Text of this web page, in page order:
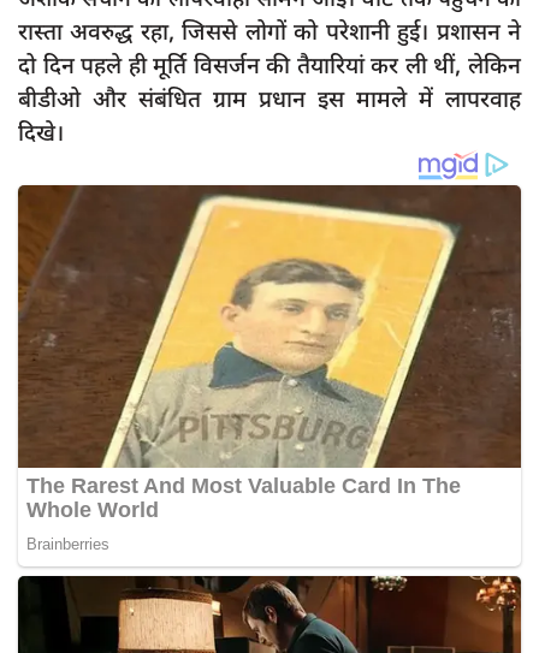
English
रास्ता अवरुद्ध रहा, जिससे लोगों को परेशानी हुई। प्रशासन ने
दो दिन पहले ही मूर्ति विसर्जन की तैयारियां कर ली थीं, लेकिन
बीडीओ और संबंधित ग्राम प्रधान इस मामले में लापरवाह
दिखे।